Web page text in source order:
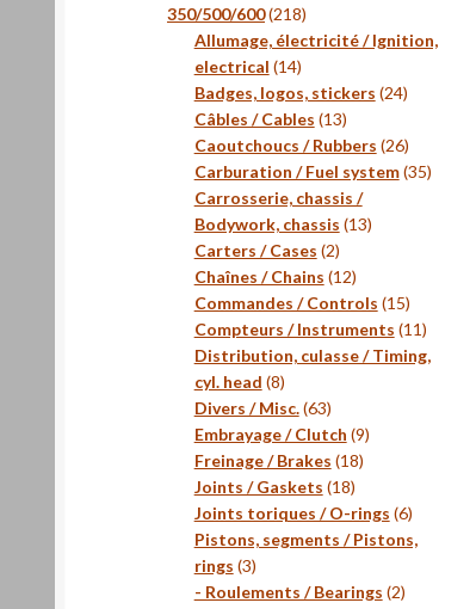
350/500/600 218218
produits
Allumage, électricité / Ignition,
electrical 1414
produits
Badges, logos, stickers 2424
Câbles / Cables 1313
produits
Caoutchoucs / Rubbers 2626
produits
Carburation / Fuel system 3535
Carrosserie, chassis /
Bodywork, chassis 1313
Carters / Cases 22
produits
Chaînes / Chains 1212
produits
Commandes / Controls 1515
produits
Compteurs / Instruments 1111
produits
Distribution, culasse / Timing,
cyl. head 88
produits
Divers / Misc. 6363
produits
Embrayage / Clutch 99
Freinage / Brakes 1818
Joints / Gaskets 1818
produits
Joints toriques / O-rings 66
produits
Pistons, segments / Pistons,
rings 33
produits
- Roulements / Bearings 22